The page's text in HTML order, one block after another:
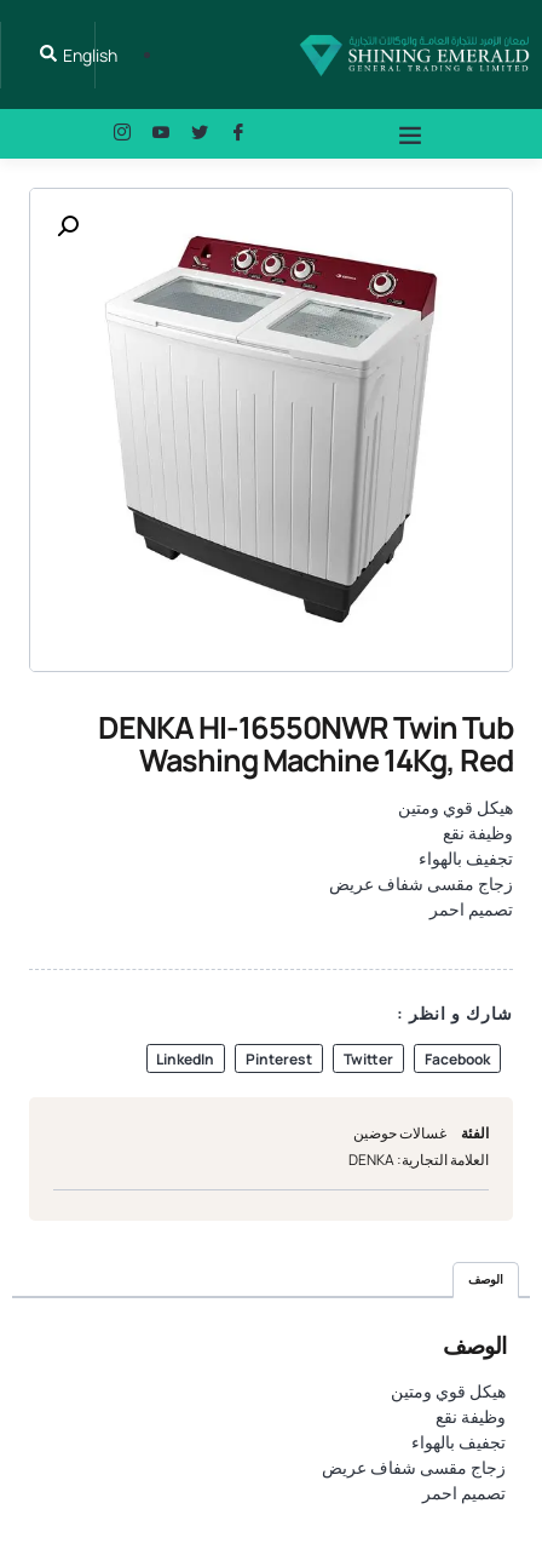
English
DENKA HI-16550NWR Twin Tub
Washing Machine 14Kg, Red
هيكل قوي ومتين
وظيفة نقع
تجفيف بالهواء
زجاج مقسى شفاف عريض
تصميم احمر
شارك و انظر :
Facebook
Twitter
Pinterest
LinkedIn
الفئة
غسالات حوضين
العلامة التجارية:DENKA
الوصف
الوصف
هيكل قوي ومتين
وظيفة نقع
تجفيف بالهواء
زجاج مقسى شفاف عريض
تصميم احمر